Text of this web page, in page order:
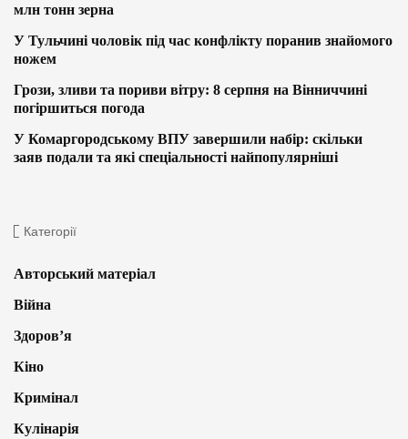
млн тонн зерна
У Тульчині чоловік під час конфлікту поранив знайомого
ножем
Грози, зливи та пориви вітру: 8 серпня на Вінниччині
погіршиться погода
У Комаргородському ВПУ завершили набір: скільки
заяв подали та які спеціальності найпопулярніші
Категорії
Авторський матеріал
Війна
Здоров’я
Кіно
Кримінал
Кулінарія